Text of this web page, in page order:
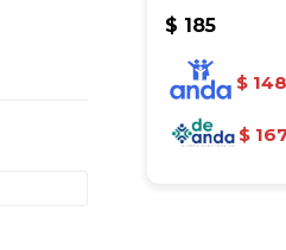
$ 185
$ 148
$